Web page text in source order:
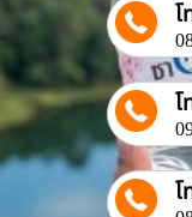
โ
โ
โ